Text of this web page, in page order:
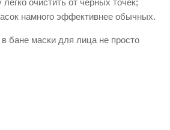
очистить от черных точек;
намного эффективнее обычных.
в бане маски для лица не просто